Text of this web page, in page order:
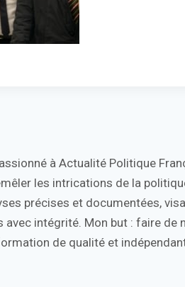
à Actualité Politique
les intrications de la
précises et documentées,
intégrité. Mon but : faire de
de qualité et